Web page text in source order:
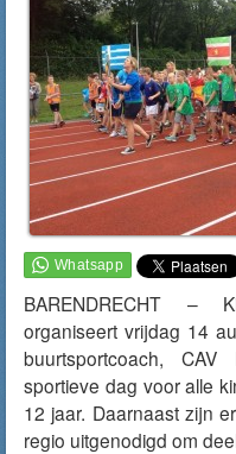
BARENDRECHT –
organiseert vrijdag 14
buurtsportcoach,
sportieve dag voor alle
12 jaar. Daarnaast zijn
regio uitgenodigd om